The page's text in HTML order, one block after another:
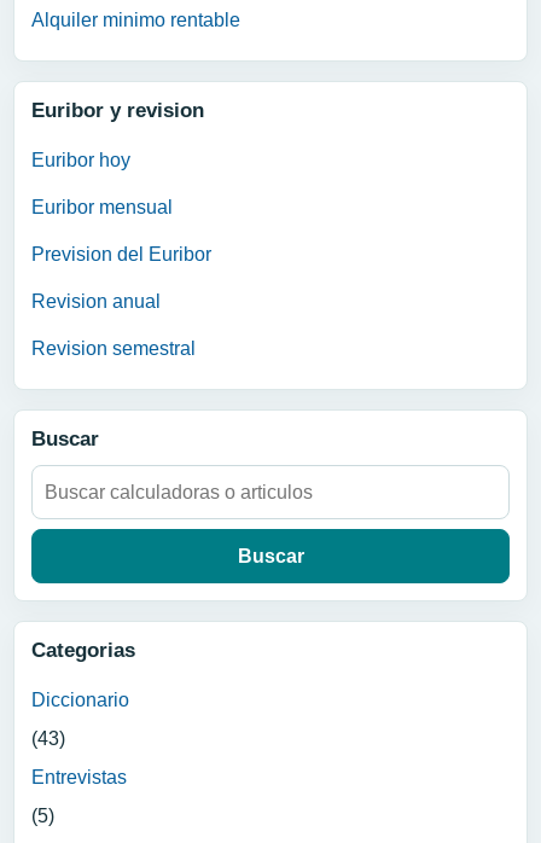
Alquiler minimo rentable
Euribor y revision
Euribor hoy
Euribor mensual
Prevision del Euribor
Revision anual
Revision semestral
Buscar
Buscar:
Categorias
Diccionario
(43)
Entrevistas
(5)